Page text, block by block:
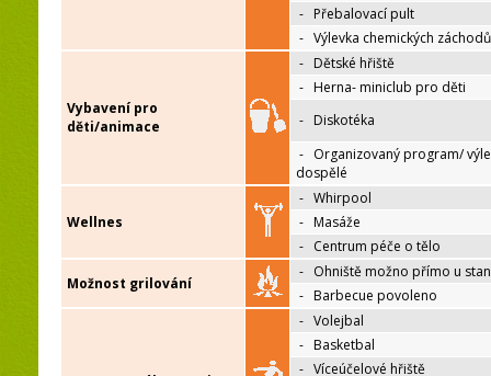
- Přebalovací pult
- Výlevka chemických záchodů
Vybavení pro
děti/animace
- Dětské hřiště
- Herna- miniclub pro děti
- Diskotéka
- Organizovaný program/
dospělé
Wellnes
- Whirpool
- Masáže
- Centrum péče o tělo
Možnost grilování
- Ohniště možno přímo u
- Barbecue povoleno
- Volejbal
- Basketbal
- Víceúčelové hřiště